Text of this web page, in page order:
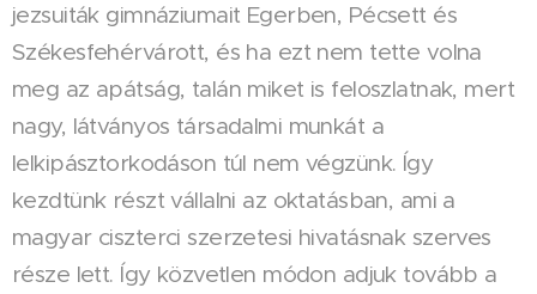
jezsuiták gimnáziumait Egerben, Pécsett és
Székesfehérvárott, és ha ezt nem tette volna
meg az apátság, talán miket is feloszlatnak, mert
nagy, látványos társadalmi munkát a
lelkipásztorkodáson túl nem végzünk. Így
kezdtünk részt vállalni az oktatásban, ami a
magyar ciszterci szerzetesi hivatásnak szerves
része lett. Így közvetlen módon adjuk tovább a